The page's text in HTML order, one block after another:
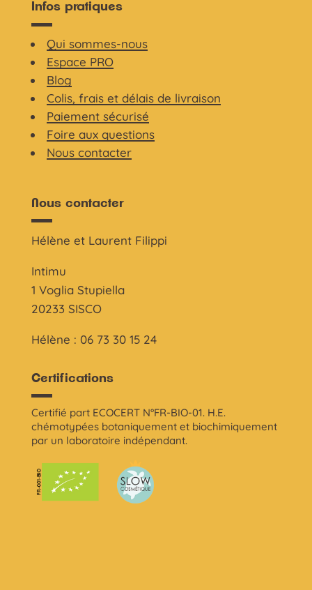
Infos pratiques
Qui sommes-nous
Espace PRO
Blog
Colis, frais et délais de livraison
Paiement sécurisé
Foire aux questions
Nous contacter
Nous contacter
Hélène et Laurent Filippi
Intimu
1 Voglia Stupiella
20233 SISCO
Hélène : 06 73 30 15 24
Certifications
Certifié part ECOCERT N°FR-BIO-01. H.E.
chémotypées botaniquement et biochimiquement
par un laboratoire indépendant.